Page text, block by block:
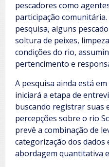
pescadores como
participação
pesquisa, alguns
soltura de peixes,
condições do rio,
pertencimento e
A pesquisa ainda está
iniciará a etapa de
buscando registrar suas
percepções sobre o rio
prevê a combinação de
categorização dos dados
abordagem quantitativa